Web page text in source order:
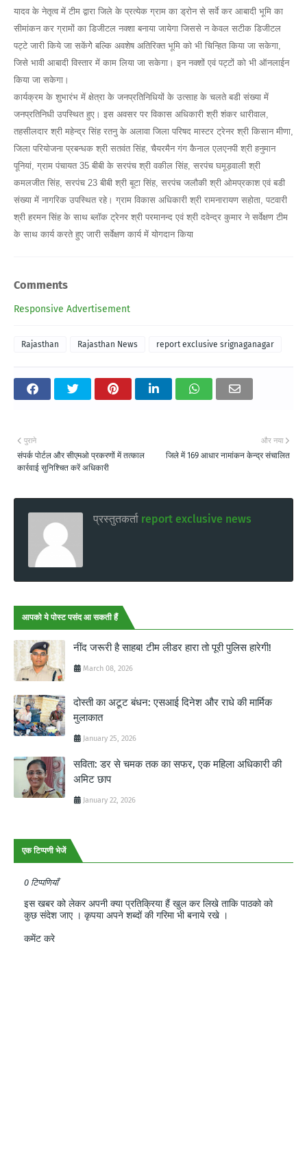
यादव के नेतृत्व में टीम द्वारा जिले के प्रत्येक ग्राम का ड्रोन से सर्वे कर आबादी भूमि का
सीमांकन कर ग्रामों का डिजीटल नक्शा बनाया जायेगा जिससे न केवल सटीक डिजीटल
पट्टे जारी किये जा सकेंगेे बल्कि अवशेष अतिरिक्त भूमि को भी चिन्हित किया जा सकेगा,
जिसे भावी आबादी विस्तार में काम लिया जा सकेगा। इन नक्शों एवं पट्टों को भी ऑनलाईन
किया जा सकेगा।
कार्यक्रम के शुभारंभ में क्षेत्रा के जनप्रतिनिधियों के उत्साह के चलते बडी संख्या में
जनप्रतिनिधी उपस्थित हुए। इस अवसर पर विकास अधिकारी श्री शंकर धारीवाल,
तहसीलदार श्री महेन्द्र सिंह रतनु के अलावा जिला परिषद मास्टर ट्रेनर श्री किसान मीणा,
जिला परियोजना प्रबन्धक श्री सतवंत सिंह, चैयरमैन गंग कैनाल एलएनपी श्री हनुमान
पूनियां, ग्राम पंचायत 35 बीबी के सरपंच श्री वकील सिंह, सरपंच घमूड़वाली श्री
कमलजीत सिंह, सरपंच 23 बीबी श्री बूटा सिंह, सरपंच जलौकी श्री ओमप्रकाश एवं बडी
संख्या में नागरिक उपस्थित रहे। ग्राम विकास अधिकारी श्री रामनारायण सहोता, पटवारी
श्री हरमन सिंह के साथ ब्लॉक ट्रेनर श्री परमानन्द एवं श्री दवेन्द्र कुमार ने सर्वेक्षण टीम
के साथ कार्य करते हुए जारी सर्वेक्षण कार्य में योगदान किया
Comments
Responsive Advertisement
Rajasthan Rajasthan News report exclusive srignaganagar
और नया
जिले में 169 आधार नामांकन केन्द्र संचालित
पुराने
संपर्क पोर्टल और सीएमओ प्रकरणों में तत्काल
कार्रवाई सुनिश्चित करें अधिकारी
प्रस्तुतकर्ता report exclusive news
आपको ये पोस्ट पसंद आ सकती हैं
नींद जरूरी है साहब! टीम लीडर हारा तो पूरी पुलिस हारेगी!
March 08, 2026
दोस्ती का अटूट बंधन: एसआई दिनेश और राधे की मार्मिक
मुलाकात
January 25, 2026
सविता: डर से चमक तक का सफर, एक महिला अधिकारी की
अमिट छाप
January 22, 2026
एक टिप्पणी भेजें
0 टिप्पणियाँ
इस खबर को लेकर अपनी क्या प्रतिक्रिया हैं खुल कर लिखे ताकि पाठको को
कुछ संदेश जाए । कृपया अपने शब्दों की गरिमा भी बनाये रखे ।
कमेंट करे